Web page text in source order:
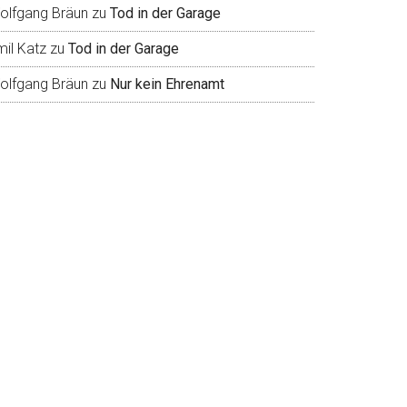
Bräun zu Tod in der Garage
Katz zu Tod in der Garage
Bräun zu Nur kein Ehrenamt